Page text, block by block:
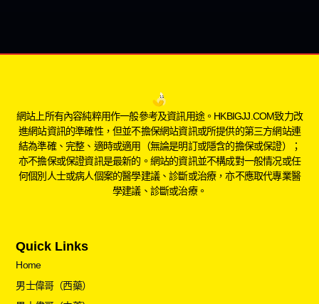
網站上所有內容純粹用作一般參考及資訊用途。HKBIGJJ.COM致力改
進網站資訊的準確性，但並不擔保網站資訊或所提供的第三方網站連
結為準確、完整、適時或適用（無論是明訂或隱含的擔保或保證）；
亦不擔保或保證資訊是最新的。網站的資訊並不構成對一般情况或任
何個別人士或病人個案的醫學建議、診斷或治療，亦不應取代專業醫
學建議、診斷或治療。
Quick Links
Home
男士偉哥（西藥）